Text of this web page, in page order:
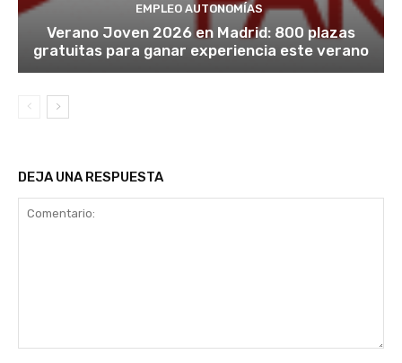
EMPLEO AUTONOMÍAS
Verano Joven 2026 en Madrid: 800 plazas
gratuitas para ganar experiencia este verano
DEJA UNA RESPUESTA